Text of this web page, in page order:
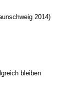
2014)
bleiben